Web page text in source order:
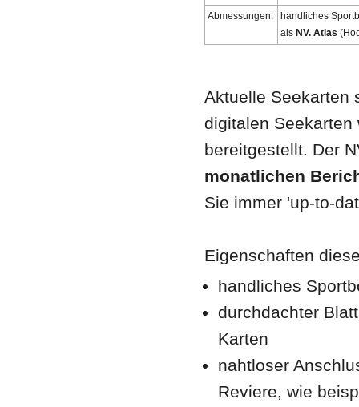
Abmessungen:
handliches
als NV. Atlas
Aktuelle Seekarten
digitalen Seekarten
bereitgestellt. Der
monatlichen
Sie immer 'up-to-
Eigenschaften
handliches
durchdachter
Karten
nahtloser
Reviere, wie